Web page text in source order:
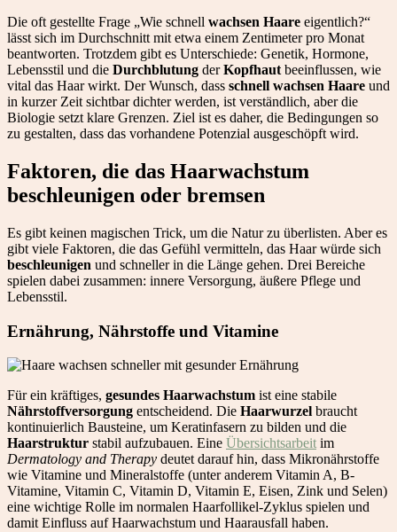
Die oft gestellte Frage „Wie schnell wachsen Haare eigentlich?“
lässt sich im Durchschnitt mit etwa einem Zentimeter pro Monat
beantworten. Trotzdem gibt es Unterschiede: Genetik, Hormone,
Lebensstil und die Durchblutung derKopfhaut beeinflussen, wie
vital das Haar wirkt. Der Wunsch, dass schnell wachsen Haare und
in kurzer Zeit sichtbar dichter werden, ist verständlich, aber die
Biologie setzt klare Grenzen. Ziel ist es daher, die Bedingungen so
zu gestalten, dass das vorhandene Potenzial ausgeschöpft wird.
Faktoren, die das Haarwachstum
beschleunigen oder bremsen
Es gibt keinen magischen Trick, um die Natur zu überlisten. Aber es
gibt viele Faktoren, die das Gefühl vermitteln, das Haar würde sich
beschleunigen und schneller in die Länge gehen. Drei Bereiche
spielen dabei zusammen: innere Versorgung, äußere Pflege und
Lebensstil.
Ernährung, Nährstoffe und Vitamine
Für ein kräftiges, gesundes Haarwachstum ist eine stabile
Nährstoffversorgung entscheidend. Die Haarwurzel braucht
kontinuierlich Bausteine, um Keratinfasern zu bilden und die
Haarstruktur stabil aufzubauen. Eine Übersichtsarbeit im
Dermatology and Therapy deutet darauf hin, dass Mikronährstoffe
wie Vitamine und Mineralstoffe (unter anderem Vitamin A, B-
Vitamine, Vitamin C, Vitamin D, Vitamin E, Eisen, Zink und Selen)
eine wichtige Rolle im normalen Haarfollikel-Zyklus spielen und
damit Einfluss auf Haarwachstum und Haarausfall haben.